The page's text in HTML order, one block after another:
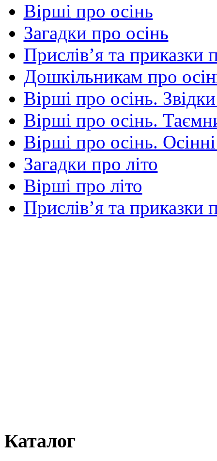
Вірші про осінь
Загадки про осінь
Прислів’я та приказки
Дошкільникам про
Вірші про осінь.
Вірші про осінь.
Вірші про осінь.
Загадки про літо
Вірші про літо
Прислів’я та приказки
Каталог